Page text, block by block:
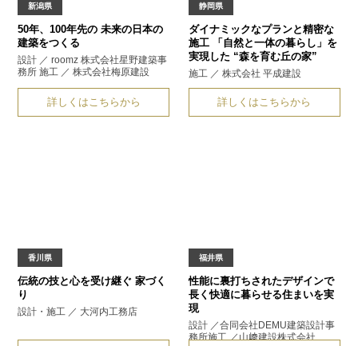
新潟県
50年、100年先の未来の日本の
建築をつくる
設計 ／ roomz 株式会社星野建築事
務所 施工 ／ 株式会社梅原建設
詳しくはこちらから
静岡県
ダイナミックなプランと精密な
施工
「自然と一体の暮らし」を
実現した “森を育む丘の家”
施工 ／ 株式会社 平成建設
詳しくはこちらから
香川県
伝統の技と心を受け継ぐ家づく
り
設計・施工 ／ 大河内工務店
福井県
性能に裏打ちされたデザインで
長く快適に暮らせる住まいを実
現
設計 ／合同会社DEMU建築設計事
務所施工 ／山﨑建設株式会社